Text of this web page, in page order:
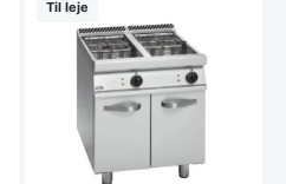
Til leje